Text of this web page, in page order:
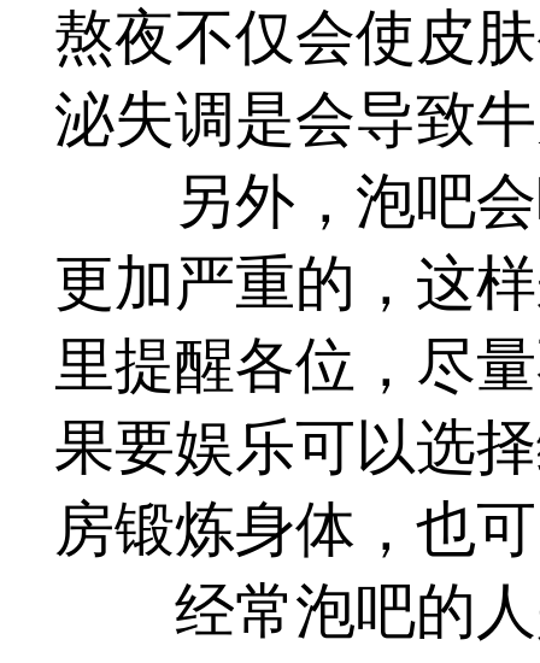
熬夜不仅会使皮
泌失调是会导致
另外，泡吧会
更加严重的，这
里提醒各位，尽
果要娱乐可以选
房锻炼身体，也
经常泡吧的人